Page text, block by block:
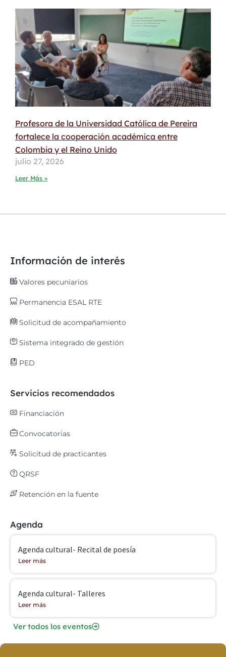
Profesora de la Universidad Católica de Pereira
fortalece la cooperación académica entre
Colombia y el Reino Unido
julio 27, 2026
Leer Más »
Información de interés
Valores pecuniarios
Permanencia ESAL RTE
Solicitud de acompañamiento
Sistema integrado de gestión
PED
Servicios recomendados
Financiación
Convocatorias
Solicitud de practicantes
QRSF
Retención en la fuente
Agenda
Agenda cultural- Recital de poesía
Leer más
Agenda cultural- Talleres
Leer más
Ver todos los eventos